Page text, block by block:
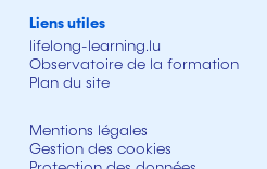
Liens utiles
lifelong-learning.lu
Observatoire de la formation
Plan du site
Mentions légales
Gestion des cookies